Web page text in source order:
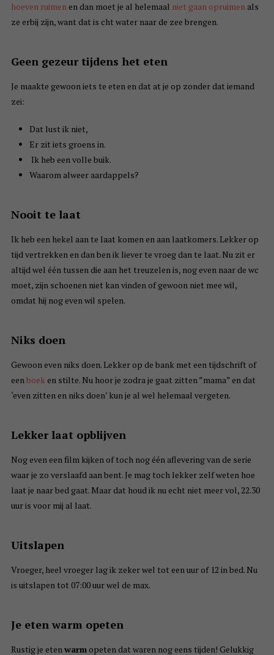
hoeven ruimenen dan moet je al helemaal niet gaan opruimenals
ze erbij zijn, want dat is cht water naar de zee brengen.
Geen gezeur tijdens het eten
Je maakte gewoon iets te eten en dat at je op zonder dat iemand
zei:
Dat lust ik niet,
Er zit iets groens in.
Ik heb een volle buik.
Waarom alweer aardappels?
Nooit te laat
Ik heb een hekel aan te laat komen en aan laatkomers. Lekker op
tijd vertrekken en dan ben ik liever te vroeg dan te laat. Nu zit er
altijd wel één tussen die aan het treuzelen is, nog even naar de wc
moet, zijn schoenen niet kan vinden of gewoon niet mee wil,
omdat hij nog even wil spelen.
Niks doen
Gewoon even niks doen. Lekker op de bank met een tijdschrift of
eenboeken stilte. Nu hoor je zodra je gaat zitten ”mama” en dat
‘even zitten en niks doen’ kun je al wel helemaal vergeten.
Lekker laat opblijven
Nog even een film kijken of toch nog één aflevering van de serie
waar je zo verslaafd aan bent. Je mag toch lekker zelf weten hoe
laat je naar bed gaat. Maar dat houd ik nu echt niet meer vol, 22.30
uur is voor mij al laat.
Uitslapen
Vroeger, heel vroeger lag ik zeker wel tot een uur of 12 in bed. Nu
is uitslapen tot 07:00 uur wel de max.
Je eten warm opeten
Rustig je etenwarmopeten dat waren nog eens tijden! Gelukkig